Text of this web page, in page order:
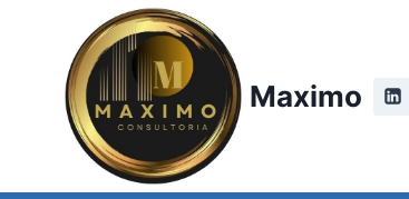
Conteúdo
Maximo